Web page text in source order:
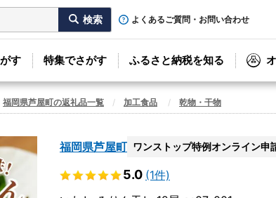
よくあるご質問・お問い合わせ
す 特集でさがす ふるさと納税を知る
福岡県芦屋町の返礼品一覧 加工食品 乾物・干物
福岡県芦屋町 ワンストップ特例オンライン申
5.0 (1件)